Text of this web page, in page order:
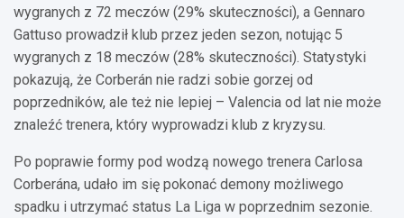
wygranych z 72 meczów (29% skuteczności), a Gennaro
Gattuso prowadził klub przez jeden sezon, notując 5
wygranych z 18 meczów (28% skuteczności). Statystyki
pokazują, że Corberán nie radzi sobie gorzej od
poprzedników, ale też nie lepiej – Valencia od lat nie może
znaleźć trenera, który wyprowadzi klub z kryzysu.
Po poprawie formy pod wodzą nowego trenera Carlosa
Corberána, udało im się pokonać demony możliwego
spadku i utrzymać status La Liga w poprzednim sezonie.